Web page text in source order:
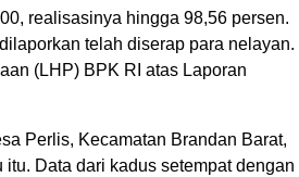
realisasinya hingga 98,56 persen.
telah diserap para nelayan.
(LHP) BPK RI atas Laporan
Perlis, Kecamatan Brandan Barat,
Data dari kadus setempat dengan